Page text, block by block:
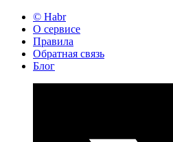
© Habr
О сервисе
Правила
Обратная связь
Блог